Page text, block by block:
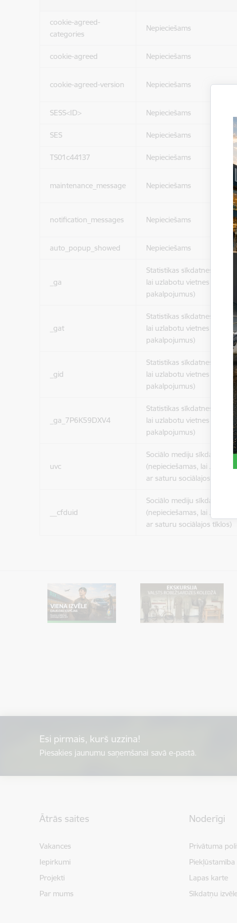
cookie-agreed-
categories
Nepieciešams
cookie-agreed Nepieciešams
cookie-agreed-version Nepieciešams
SESS<ID> Nepieciešams
SES Nepieciešams
TS01c44137 Nepieciešams
maintenance_message Nepieciešams
notification_messages Nepieciešams
auto_popup_showed Nepieciešams
_ga
Statistikas sīkdatnes
lai uzlabotu vietnes darbību
pakalpojumus)
_gat
Statistikas sīkdatnes
lai uzlabotu vietnes
pakalpojumus)
_gid
Statistikas sīkdatnes
lai uzlabotu vietnes
pakalpojumus)
_ga_7P6K59DXV4
Statistikas sīkdatnes
lai uzlabotu vietnes
pakalpojumus)
uvc
Sociālo mediju sīkdatnes
(nepieciešamas, lai Jūs
ar saturu sociālajos tīklos)
__cfduid
Sociālo mediju sīkdatnes
(nepieciešamas, lai Jūs
ar saturu sociālajos tīklos)
Esi pirmais, kurš uzzina!
Piesakies jaunumu saņemšanai savā e-pastā.
Ātrās saites
Vakances
Iepirkumi
Projekti
Par mums
Noderīgi
Privātuma
Piekļūstamība
Lapas karte
Sīkdatņu